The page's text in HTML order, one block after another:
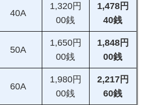
40A
1,320円
00銭
1,478円
40銭
50A
1,650円
00銭
1,848円
00銭
60A
1,980円
00銭
2,217円
60銭